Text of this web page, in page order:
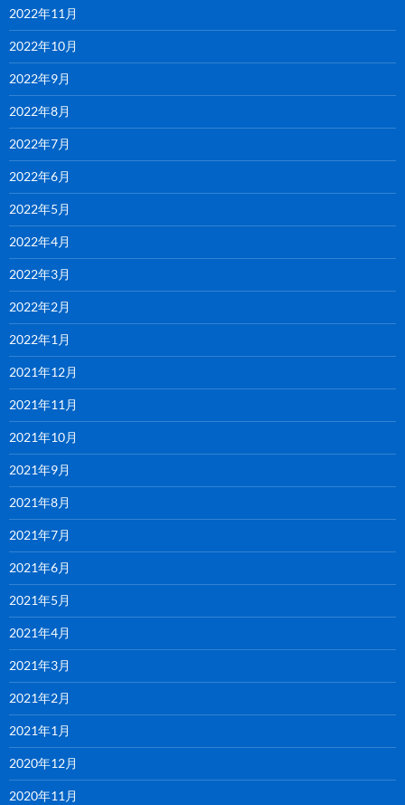
2022年11月
2022年10月
2022年9月
2022年8月
2022年7月
2022年6月
2022年5月
2022年4月
2022年3月
2022年2月
2022年1月
2021年12月
2021年11月
2021年10月
2021年9月
2021年8月
2021年7月
2021年6月
2021年5月
2021年4月
2021年3月
2021年2月
2021年1月
2020年12月
2020年11月